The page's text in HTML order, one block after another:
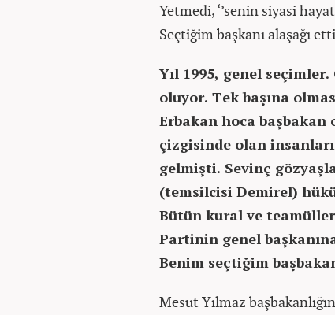
Yetmedi, ‘’senin siyasi
Seçtiğim başkanı alaşağı
Yıl 1995, genel
oluyor. Tek başına
Erbakan hoca başbakan
çizgisinde olan
gelmişti. Sevinç
(temsilcisi Demirel)
Bütün kural ve
Partinin genel
Benim seçtiğim
Mesut Yılmaz